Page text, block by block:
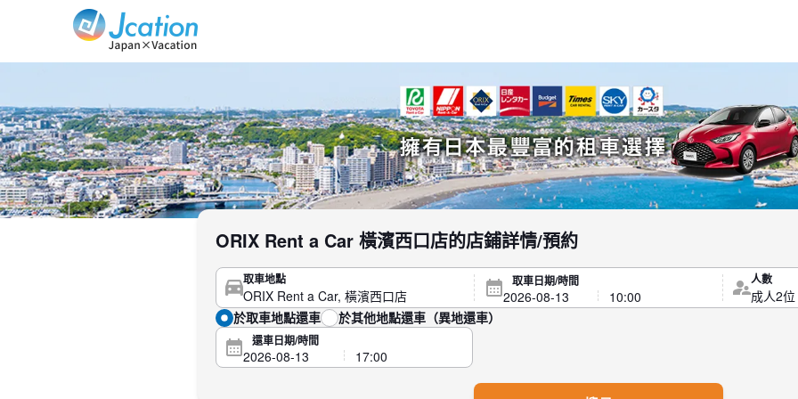
Jcation 以您想要的方式旅行。
ORIX Rent a Car 橫濱西口店的店鋪詳情/預約
取車地點 取車日期/時間 人數
於取車地點還車 於其他地點還車（異地還車）
還車日期/時間